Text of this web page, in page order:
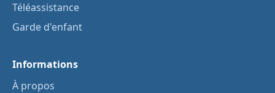
Téléassistance
Garde d'enfant
Informations
À propos